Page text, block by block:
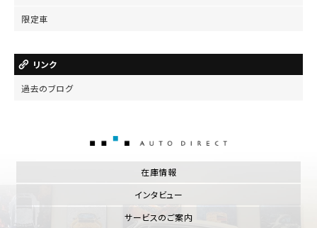
限定車
リンク
過去のブログ
在庫情報
インタビュー
サービスのご案内